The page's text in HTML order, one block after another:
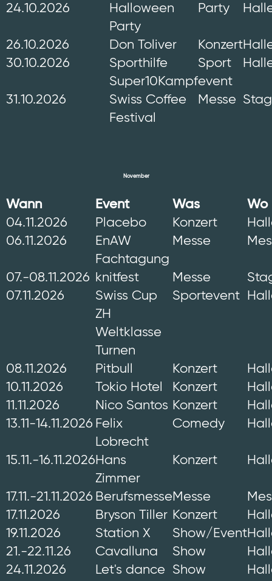
24.10.2026
Halloween
Party
Party
26.10.2026 Don Toliver Konzert
30.10.2026
Sporthilfe
Super10Kampf
Sport
event
31.10.2026
Swiss Coffee
Festival
Messe
November
Wann Event Was
Wo
04.11.2026
Placebo Konzert
06.11.2026
EnAW
Fachtagung
Messe
07.-08.11.2026 knitfest Messe
07.11.2026
Swiss Cup
ZH
Weltklasse
Turnen
Sportevent
08.11.2026 Pitbull Konzert
10.11.2026
Tokio Hotel Konzert
11.11.2026
Nico Santos Konzert
13.11-14.11.2026 Felix
Lobrecht
Comedy
15.11.-16.11.2026Hans
Zimmer
Konzert
17.11.-21.11.2026 BerufsmesseMesse
17.11.2026
Bryson Tiller Konzert
19.11.2026
Station X Show/Event
21.-22.11.26
Cavalluna Show
24.11.2026
Let's dance Show